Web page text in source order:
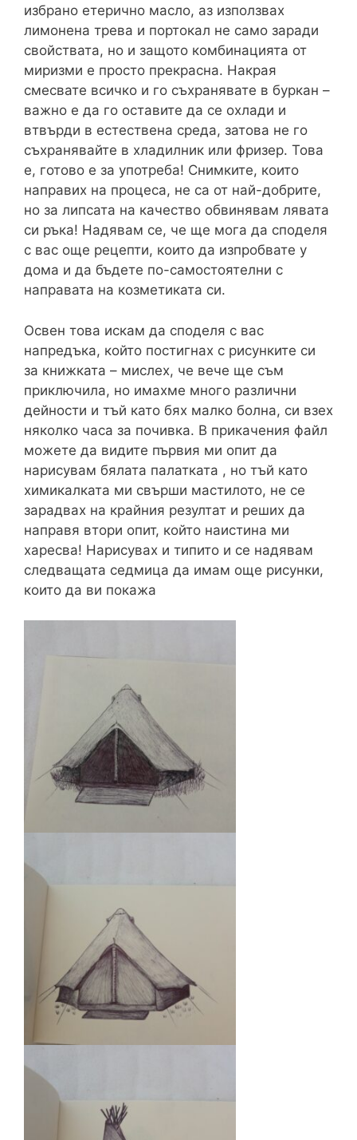
избрано етерично масло, аз използвах
лимонена трева и портокал не само заради
свойствата, но и защото комбинацията от
миризми е просто прекрасна. Накрая
смесвате всичко и го съхранявате в буркан –
важно е да го оставите да се охлади и
втвърди в естествена среда, затова не го
съхранявайте в хладилник или фризер. Това
е, готово е за употреба! Снимките, които
направих на процеса, не са от най-добрите,
но за липсата на качество обвинявам лявата
си ръка! Надявам се, че ще мога да споделя
с вас още рецепти, които да изпробвате у
дома и да бъдете по-самостоятелни с
направата на козметиката си.
Освен това искам да споделя с вас
напредъка, който постигнах с рисунките си
за книжката – мислех, че вече ще съм
приключила, но имахме много различни
дейности и тъй като бях малко болна, си взех
няколко часа за почивка. В прикачения файл
можете да видите първия ми опит да
нарисувам бялата палатката , но тъй като
химикалката ми свърши мастилото, не се
зарадвах на крайния резултат и реших да
направя втори опит, който наистина ми
харесва! Нарисувах и типито и се надявам
следващата седмица да имам още рисунки,
които да ви покажа